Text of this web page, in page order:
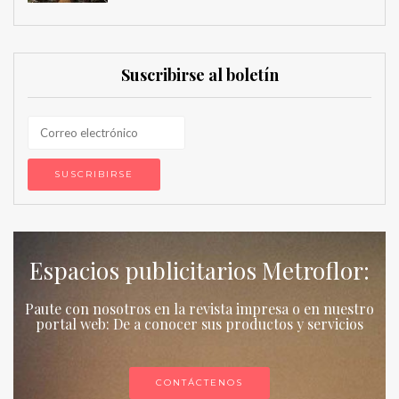
Suscribirse al boletín
Espacios publicitarios Metroflor:
Paute con nosotros en la revista impresa o en nuestro
portal web: De a conocer sus productos y servicios
CONTÁCTENOS